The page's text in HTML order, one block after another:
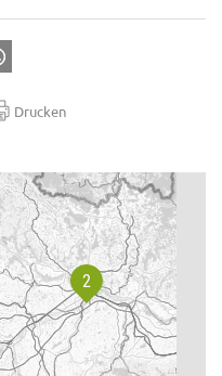
Drucken